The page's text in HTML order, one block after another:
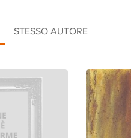
STESSO AUTORE